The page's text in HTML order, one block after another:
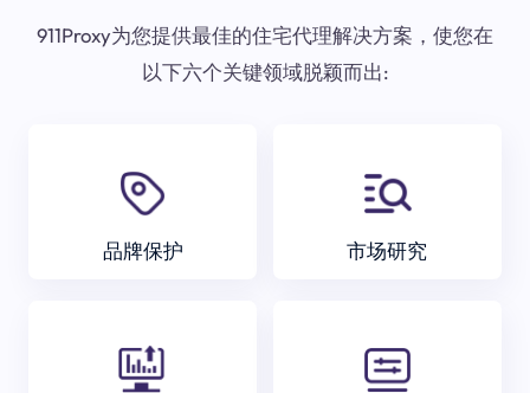
911Proxy为您提供最佳的住宅代理解决方案，使您在
以下六个关键领域脱颖而出:
品牌保护 市场研究